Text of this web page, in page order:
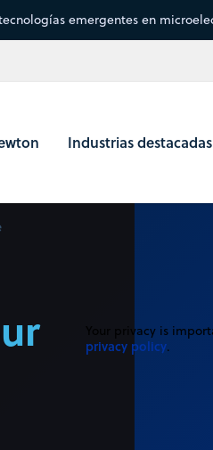
emergentes en
Industrias destacadas
Your privacy is
privacy policy.